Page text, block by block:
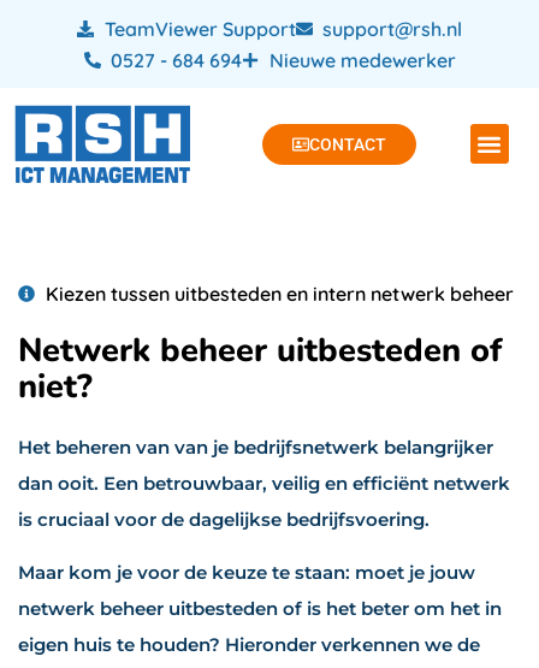
TeamViewer Support
support@rsh.nl
0527 - 684 694
Nieuwe medewerker
CONTACT
Kiezen tussen uitbesteden en intern netwerk beheer
Netwerk beheer uitbesteden of
niet?
Het beheren van van je bedrijfsnetwerk belangrijker
dan ooit. Een betrouwbaar, veilig en efficiënt netwerk
is cruciaal voor de dagelijkse bedrijfsvoering.
Maar kom je voor de keuze te staan: moet je jouw
netwerk beheer uitbesteden of is het beter om het in
eigen huis te houden? Hieronder verkennen we de